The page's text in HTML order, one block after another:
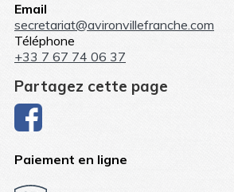
Email
secretariat@avironvillefranche.com
Téléphone
+33 7 67 74 06 37
Partagez cette page
Paiement en ligne